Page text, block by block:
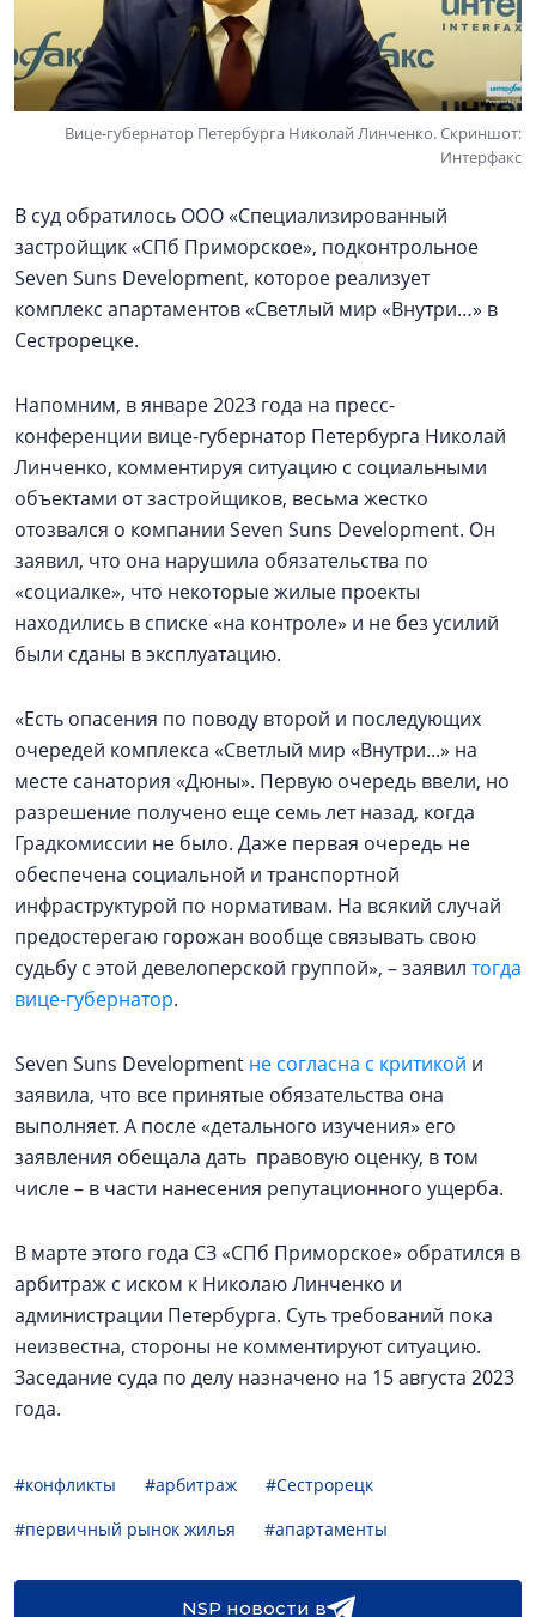
Вице-губернатор Петербурга Николай Линченко. Скриншот:
Интерфакс
В суд обратилось ООО «Специализированный
застройщик «СПб Приморское», подконтрольное
Seven Suns Development, которое реализует
комплекс апартаментов «Светлый мир «Внутри…» в
Сестрорецке.
Напомним, в январе 2023 года на пресс-
конференции вице-губернатор Петербурга Николай
Линченко, комментируя ситуацию с социальными
объектами от застройщиков, весьма жестко
отозвался о компании Seven Suns Development. Он
заявил, что она нарушила обязательства по
«социалке», что некоторые жилые проекты
находились в списке «на контроле» и не без усилий
были сданы в эксплуатацию.
«Есть опасения по поводу второй и последующих
очередей комплекса «Светлый мир «Внутри...» на
месте санатория «Дюны». Первую очередь ввели, но
разрешение получено еще семь лет назад, когда
Градкомиссии не было. Даже первая очередь не
обеспечена социальной и транспортной
инфраструктурой по нормативам. На всякий случай
предостерегаю горожан вообще связывать свою
судьбу с этой девелоперской группой», – заявил тогда
вице-губернатор.
Seven Suns Development не согласна с критикой и
заявила, что все принятые обязательства она
выполняет. А после «детального изучения» его
заявления обещала дать правовую оценку, в том
числе – в части нанесения репутационного ущерба.
В марте этого года СЗ «СПб Приморское» обратился в
арбитраж с иском к Николаю Линченко и
администрации Петербурга. Суть требований пока
неизвестна, стороны не комментируют ситуацию.
Заседание суда по делу назначено на 15 августа 2023
года.
#конфликты #арбитраж
#Сестрорецк
#первичный рынок жилья
#апартаменты
NSP новости в